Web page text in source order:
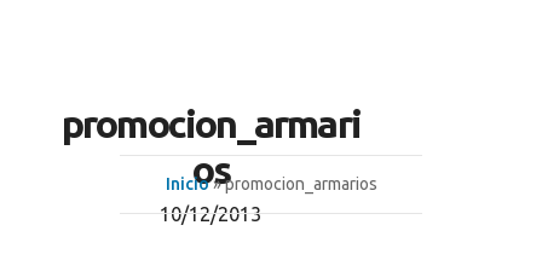
promocion_armari
os
10/12/2013
Inicio» promocion_armarios